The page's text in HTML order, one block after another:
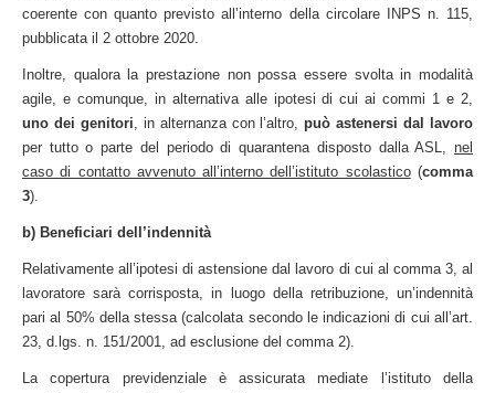
coerente con quanto previsto all’interno della circolare INPS n. 115,
pubblicata il 2 ottobre 2020.
Inoltre, qualora la prestazione non possa essere svolta in modalità
agile, e comunque, in alternativa alle ipotesi di cui ai commi 1 e 2,
uno dei genitori, in alternanza con l’altro,può astenersi dal lavoro
per tutto o parte del periodo di quarantena disposto dalla ASL, nel
caso di contatto avvenuto all’interno dell’istituto scolastico(comma
3).
b) Beneficiari dell’indennità
Relativamente all’ipotesi di astensione dal lavoro di cui al comma 3, al
lavoratore sarà corrisposta, in luogo della retribuzione, un’indennità
pari al 50% della stessa (calcolata secondo le indicazioni di cui all’art.
23, d.lgs. n. 151/2001, ad esclusione del comma 2).
La copertura previdenziale è assicurata mediate l’istituto della